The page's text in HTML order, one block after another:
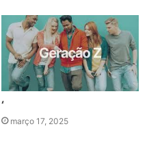
‘
março 17, 2025